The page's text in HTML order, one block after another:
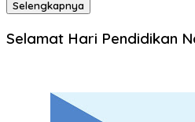
Selengkapnya
Selamat Hari Pendidikan